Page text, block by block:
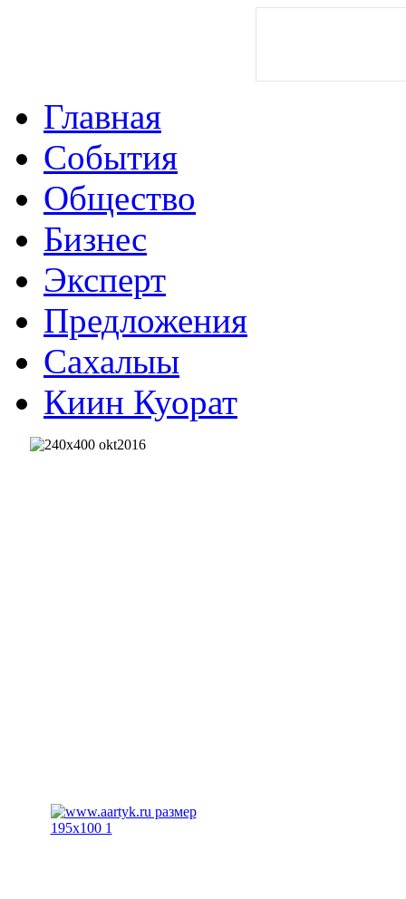
Главная
События
Общество
Бизнес
Эксперт
Предложения
Сахалыы
Киин Куорат